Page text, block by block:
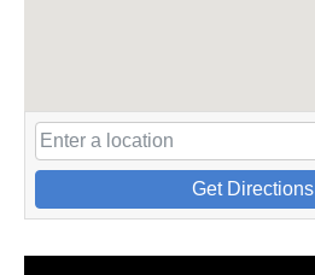
Get Directions